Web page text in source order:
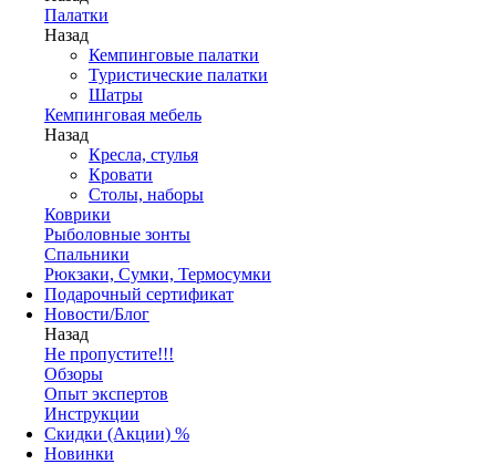
Палатки
Назад
Кемпинговые палатки
Туристические палатки
Шатры
Кемпинговая мебель
Назад
Кресла, стулья
Кровати
Столы, наборы
Коврики
Рыболовные зонты
Спальники
Рюкзаки, Сумки, Термосумки
Подарочный сертификат
Новости/Блог
Назад
Не пропустите!!!
Обзоры
Опыт экспертов
Инструкции
Скидки (Акции) %
Новинки